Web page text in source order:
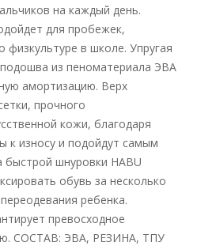
на каждый день.
для пробежек,
физкультуре в школе. Упругая
из пеноматериала ЭВА
амортизацию. Верх
прочного
кожи, благодаря
к износу и подойдут самым
шнуровки HABU
обувь за несколько
ребенка.
превосходное
СОСТАВ: ЭВА, РЕЗИНА, ТПУ